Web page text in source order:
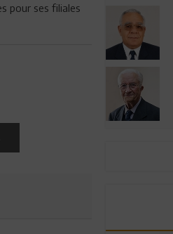
pour ses filiales